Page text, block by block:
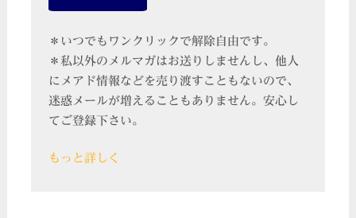
＊いつでもワンクリックで解除自由です。
＊私以外のメルマガはお送りしませんし、他人
にメアド情報などを売り渡すこともないので、
迷惑メールが増えることもありません。安心し
てご登録下さい。
もっと詳しく